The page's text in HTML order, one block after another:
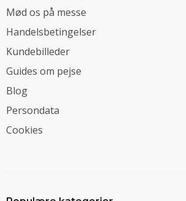
Mød os på messe
Handelsbetingelser
Kundebilleder
Guides om pejse
Blog
Persondata
Cookies